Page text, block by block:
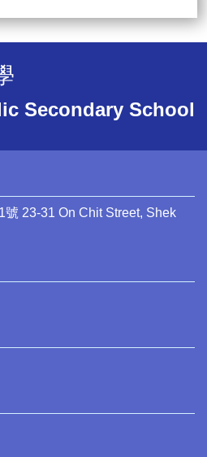
Secondary School
23-31 On Chit Street, Shek